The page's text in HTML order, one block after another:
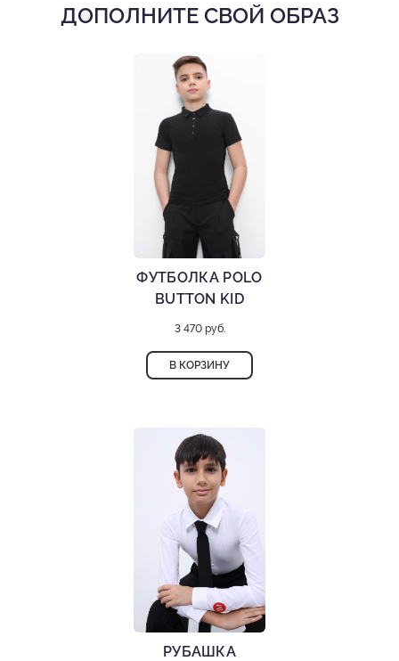
Брюки для мальчиков
Состав: 70% вискоза; 20% полиэстер; 10% эластан
ДОПОЛНИТЕ СВОЙ ОБРАЗ
ФУТБОЛКА POLO
BUTTON KID
3 470 руб.
В КОРЗИНУ
РУБАШКА